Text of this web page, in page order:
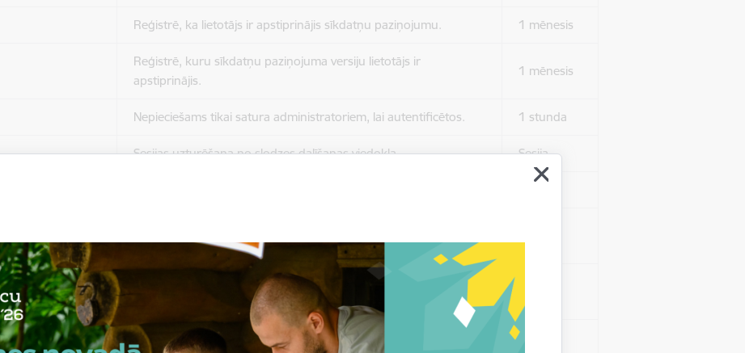
Reģistrē, ka lietotājs ir apstiprinājis sīkdatņu paziņojumu. 1 mēnesis
Reģistrē, kuru sīkdatņu paziņojuma versiju lietotājs ir
apstiprinājis.
1 mēnesis
Nepieciešams tikai satura administratoriem, lai autentificētos. 1 stunda
Sesijas uzturēšana no slodzes dalīšanas viedokļa. Sesija
ziņojumus pēc tam, kad viņi ir izlasījuši un aizvēruši tos.
Sīkdatne ir nepieciešama, lai visiem lietotājiem nerādītu
ziņojumus pēc tam, kad viņi ir izlasījuši un aizvēruši tos.
Reģistrē, ka tiek parādīts modālais logs. Sesija